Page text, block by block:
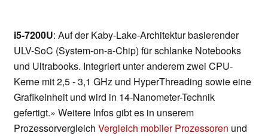
i5-7200U: Auf der Kaby-Lake-Architektur basierender
ULV-SoC (System-on-a-Chip) für schlanke Notebooks
und Ultrabooks. Integriert unter anderem zwei CPU-
Kerne mit 2,5 - 3,1 GHz und HyperThreading sowie eine
Grafikeinheit und wird in 14-Nanometer-Technik
gefertigt.» Weitere Infos gibt es in unserem
Prozessorvergleich Vergleich mobiler Prozessoren und